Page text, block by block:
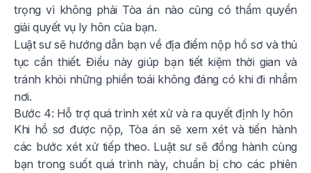
trọng vì không phải Tòa án nào cũng có thẩm quyền
giải quyết vụ ly hôn của bạn.
Luật sư sẽ hướng dẫn bạn về địa điểm nộp hồ sơ và thủ
tục cần thiết. Điều này giúp bạn tiết kiệm thời gian và
tránh khỏi những phiền toái không đáng có khi đi nhầm
nơi.
Bước 4: Hỗ trợ quá trình xét xử và ra quyết định ly hôn
Khi hồ sơ được nộp, Tòa án sẽ xem xét và tiến hành
các bước xét xử tiếp theo. Luật sư sẽ đồng hành cùng
bạn trong suốt quá trình này, chuẩn bị cho các phiên